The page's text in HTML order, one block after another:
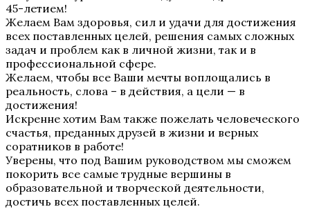
45-летием!
Желаем Вам здоровья, сил и удачи для достижения
всех поставленных целей, решения самых сложных
задач и проблем как в личной жизни, так и в
профессиональной сфере.
Желаем, чтобы все Ваши мечты воплощались в
реальность, слова – в действия, а цели — в
достижения!
Искренне хотим Вам также пожелать человеческого
счастья, преданных друзей в жизни и верных
соратников в работе!
Уверены, что под Вашим руководством мы сможем
покорить все самые трудные вершины в
образовательной и творческой деятельности,
достичь всех поставленных целей.